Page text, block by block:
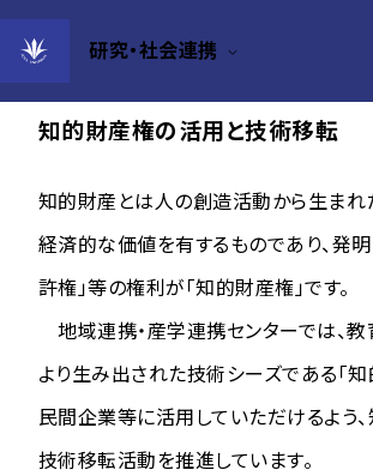
研究・社会連携
知的財産権の活用と技術移転
知的財産とは人の創造活動から生まれ
経済的な価値を有するものであり、発
許権」等の権利が「知的財産権」です。
地域連携・産学連携センターでは、
より生み出された技術シーズである「知
民間企業等に活用していただけるよう
技術移転活動を推進しています。